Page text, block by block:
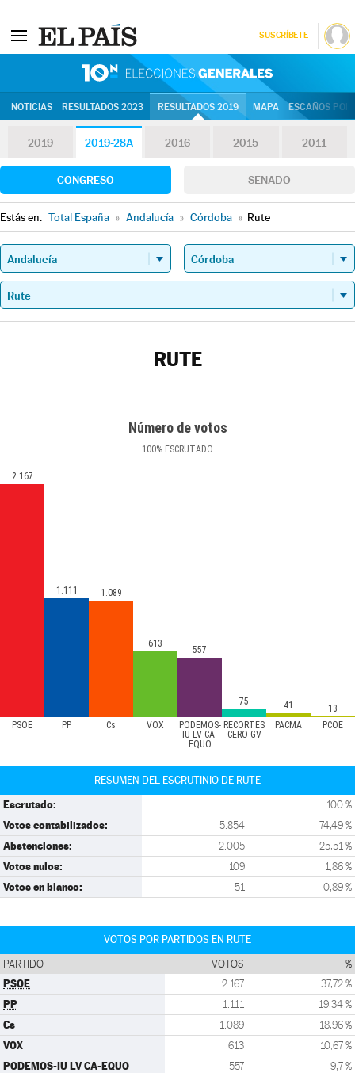
SUSCRÍBETE
NOTICIAS RESULTADOS 2023 RESULTADOS 2019 MAPA ESCAÑOS
2019 2019-28A 2016 2015 2011
CONGRESO SENADO
Estás en: Total España » Andalucía » Córdoba » Rute
RUTE
Número de votos
100% ESCRUTADO
PSOE PP Cs VOX
PODEMOS-
IU LV CA-
EQUO
RECORTES
CERO-GV
PACMA PCOE
2.167
1.111 1.089
613
557
75 41 13
RESUMEN DEL ESCRUTINIO DE RUTE
Escrutado: 100 %
Votos contabilizados: 5.854 74,49 %
Abstenciones: 2.005 25,51 %
Votos nulos: 109 1,86 %
Votos en blanco: 51 0,89 %
VOTOS POR PARTIDOS EN RUTE
PARTIDO VOTOS %
PSOE 2.167 37,72 %
PP 1.111 19,34 %
Cs 1.089 18,96 %
VOX 613 10,67 %
PODEMOS-IU LV CA-EQUO 557 9,7 %